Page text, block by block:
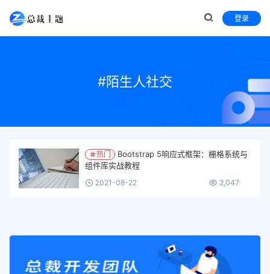
登录
#陌生人社交
热门
组件库实战教程
2021-08-22 2,047